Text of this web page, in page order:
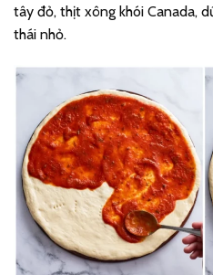
tây đỏ, thịt xông khói Canada,
thái nhỏ.